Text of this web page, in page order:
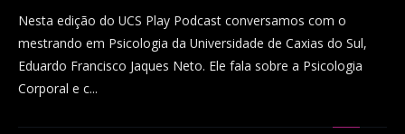
Nesta edição do UCS Play Podcast conversamos com o
mestrando em Psicologia da Universidade de Caxias do Sul,
Eduardo Francisco Jaques Neto. Ele fala sobre a Psicologia
Corporal e c...